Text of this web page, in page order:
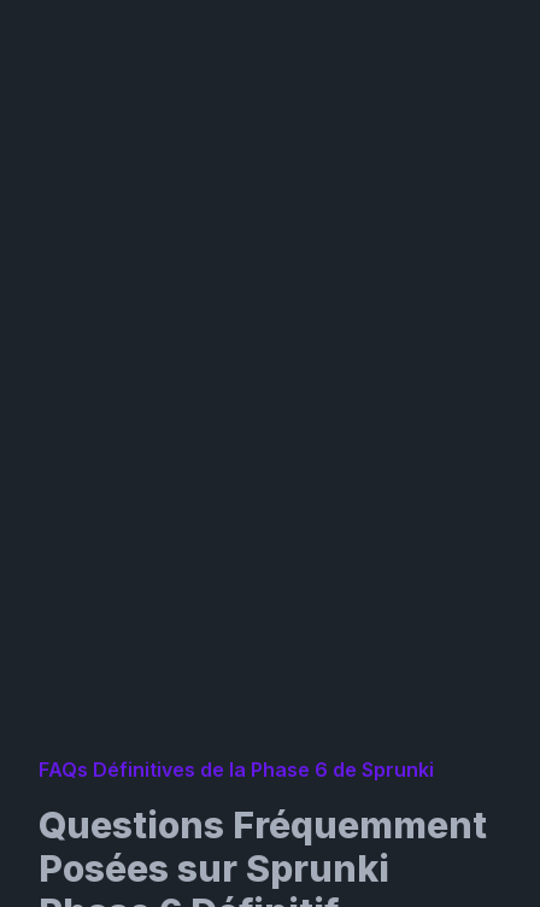
FAQs Définitives de la Phase 6 de Sprunki
Questions Fréquemment
Posées sur Sprunki